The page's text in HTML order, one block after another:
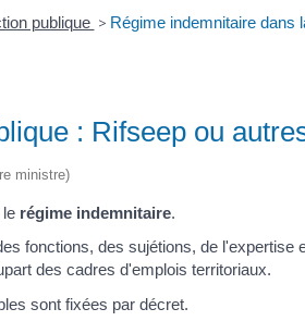
publique > Régime indemnitaire dans
: Rifseep ou
ministre)
régime indemnitaire.
fonctions, des sujétions, de
des cadres d'emplois territoriaux.
sont fixées par décret.